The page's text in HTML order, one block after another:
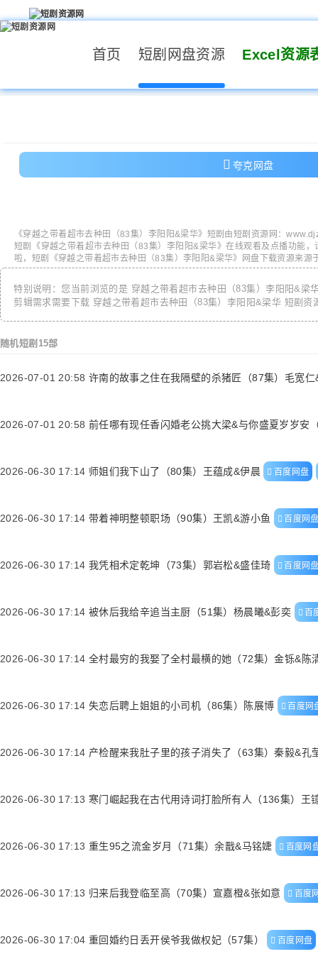
首页 短剧网盘资源 Excel资源
夸克网盘
《穿越之带着超市去种田（83集）李阳阳&梁华》短剧由短剧资源网 ：
短剧《 穿越之带着超市去种田（83集）李阳阳&梁华》在线观看及点播功能
啦，短剧《穿越之带着超市去种田（83集）李阳阳&梁华》网盘下载资源来源
特别说明：您当前浏览的是 穿越之带着超市去种田（83集）李阳阳&梁
剪辑需求需要下载 穿越之带着超市去种田（83集）李阳阳&梁华 短剧资
随机短剧15部
2026-07-01 20:58 许南的故事之住在我隔壁的杀猪匠（87集）毛宽仁
2026-07-01 20:58 前任哪有现任香闪婚老公挑大梁&与你盛夏岁岁安
2026-06-30 17:14 师姐们我下山了（80集）王蕴成&伊晨 百度网盘
2026-06-30 17:14 带着神明整顿职场（90集）王凯&游小鱼 百度网
2026-06-30 17:14 我凭相术定乾坤（73集）郭岩松&盛佳琦 百度网
2026-06-30 17:14 被休后我给辛追当主厨（51集）杨晨曦&彭奕 百
2026-06-30 17:14 全村最穷的我娶了全村最横的她（72集）金铄&陈
2026-06-30 17:14 失恋后聘上姐姐的小司机（86集）陈展博 百度网
2026-06-30 17:14 产检醒来我肚子里的孩子消失了（63集）秦毅&孔
2026-06-30 17:13 寒门崛起我在古代用诗词打脸所有人（136集）王
2026-06-30 17:13 重生95之流金岁月（71集）余戬&马铭婕 百度网
2026-06-30 17:13 归来后我登临至高（70集）宣嘉橙&张如意 百度
2026-06-30 17:04 重回婚约日丢开侯爷我做权妃（57集） 百度网盘